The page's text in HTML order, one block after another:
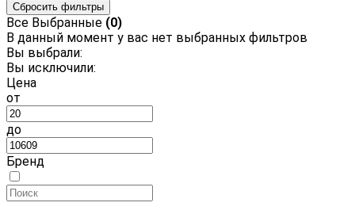
Сбросить фильтры
Все Выбранные (0)
В данный момент у вас нет выбранных фильтров
Вы выбрали:
Вы исключили:
Цена
от
до
Бренд